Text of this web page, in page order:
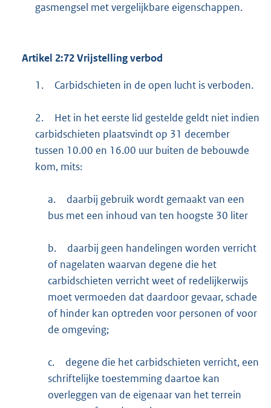
gasmengsel met vergelijkbare eigenschappen.
Artikel 2:72 Vrijstelling verbod
1. Carbidschieten in de open lucht is verboden.
2.
Het in het eerste lid gestelde geldt niet indien
carbidschieten plaatsvindt op 31 december
tussen 10.00 en 16.00 uur buiten de bebouwde
kom, mits:
a.
daarbij gebruik wordt gemaakt van een
bus met een inhoud van ten hoogste 30 liter
b.
daarbij geen handelingen worden verricht
of nagelaten waarvan degene die het
carbidschieten verricht weet of redelijkerwijs
moet vermoeden dat daardoor gevaar, schade
of hinder kan optreden voor personen of voor
de omgeving;
c.
degene die het carbidschieten verricht, een
schriftelijke toestemming daartoe kan
overleggen van de eigenaar van het terrein